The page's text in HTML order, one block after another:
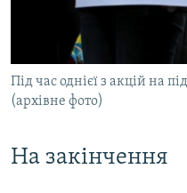
Під час однієї з акцій на
(архівне фото)
На закінчення